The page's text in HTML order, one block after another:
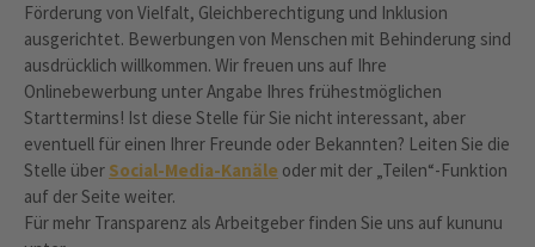
Förderung von Vielfalt, Gleichberechtigung und Inklusion
ausgerichtet. Bewerbungen von Menschen mit Behinderung sind
ausdrücklich willkommen. Wir freuen uns auf Ihre
Onlinebewerbung unter Angabe Ihres frühestmöglichen
Starttermins! Ist diese Stelle für Sie nicht interessant, aber
eventuell für einen Ihrer Freunde oder Bekannten? Leiten Sie die
Stelle über Social-Media-Kanäle oder mit der „Teilen“-Funktion
auf der Seite weiter.
Für mehr Transparenz als Arbeitgeber finden Sie uns auf kununu